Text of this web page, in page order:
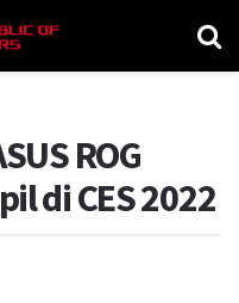
ROG
di CES 2022